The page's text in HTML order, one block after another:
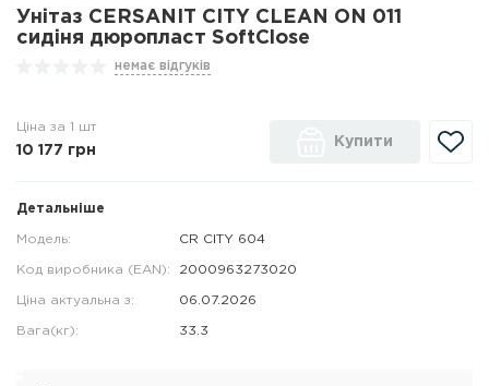
Унітаз CERSANIT CITY CLEAN ON 011
сидіня дюропласт SoftClose
немає відгуків
Ціна за 1 шт
10 177 грн
Купити
Детальніше
Модель: CR CITY 604
Код виробника (EAN): 2000963273020
Ціна актуальна з: 06.07.2026
Вага(кг): 33.3